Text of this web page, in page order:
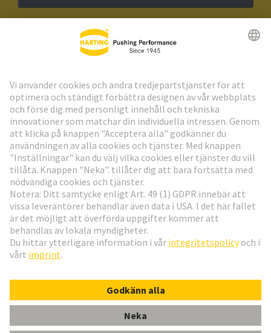
HARTING:s nyhetsbrev
Gå till registrering
Social Media
Sverige
© Teknologi-koncernen HARTING
ImprintIntegritetspolicy